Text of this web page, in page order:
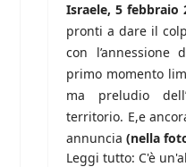
Israele, 5 febbraio
pronti a dare il
con l’annessione
primo momento
ma preludio
territorio. E,e
annuncia (nella
Leggi tutto: C'è